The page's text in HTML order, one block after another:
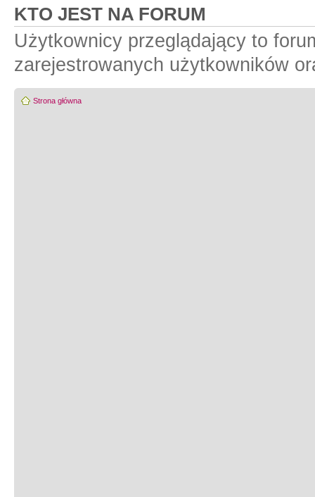
KTO JEST NA FORUM
Użytkownicy przeglądający to
zarejestrowanych użytkowników
Strona główna